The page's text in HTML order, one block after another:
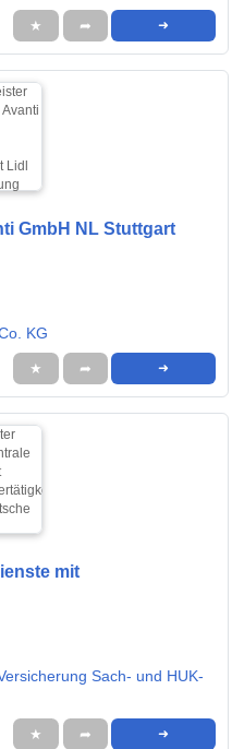
★ ➦ ➜
GmbH NL Stuttgart
KG
★ ➦ ➜
mit
Sach- und HUK-
★ ➦ ➜